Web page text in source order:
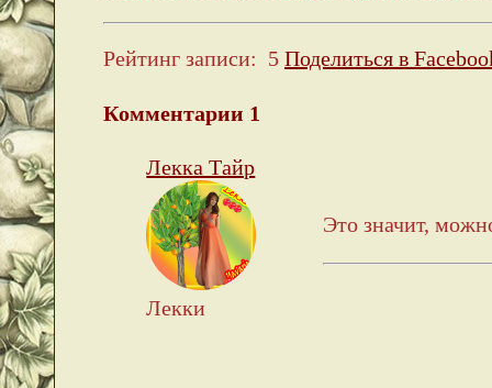
Рейтинг записи: 5 Поделиться в
Комментарии 1
Лекка Тайр
Лекки
Это значит,